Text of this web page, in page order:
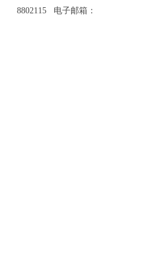
8802115 电子邮箱：